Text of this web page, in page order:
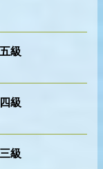
級
級
級